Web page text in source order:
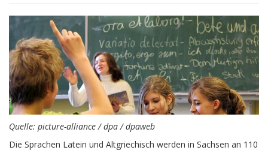
Quelle: picture-alliance / dpa / dpaweb
Die Sprachen Latein und Altgriechisch werden in Sachsen an 110